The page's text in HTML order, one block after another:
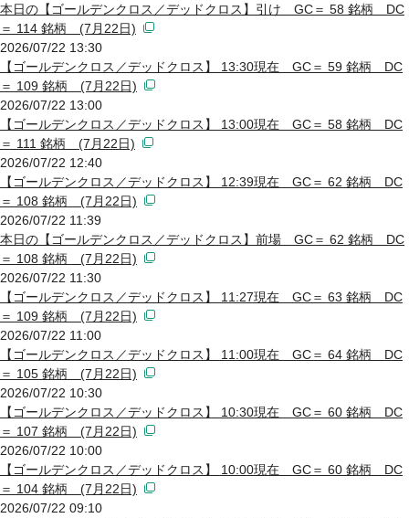
本日の【ゴールデンクロス／デッドクロス】引け GC＝ 58 銘柄 DC
＝ 114 銘柄 (7月22日)
2026/07/22 13:30
【ゴールデンクロス／デッドクロス】 13:30現在 GC＝ 59 銘柄 DC
＝ 109 銘柄 (7月22日)
2026/07/22 13:00
【ゴールデンクロス／デッドクロス】 13:00現在 GC＝ 58 銘柄 DC
＝ 111 銘柄 (7月22日)
2026/07/22 12:40
【ゴールデンクロス／デッドクロス】 12:39現在 GC＝ 62 銘柄 DC
＝ 108 銘柄 (7月22日)
2026/07/22 11:39
本日の【ゴールデンクロス／デッドクロス】前場 GC＝ 62 銘柄 DC
＝ 108 銘柄 (7月22日)
2026/07/22 11:30
【ゴールデンクロス／デッドクロス】 11:27現在 GC＝ 63 銘柄 DC
＝ 109 銘柄 (7月22日)
2026/07/22 11:00
【ゴールデンクロス／デッドクロス】 11:00現在 GC＝ 64 銘柄 DC
＝ 105 銘柄 (7月22日)
2026/07/22 10:30
【ゴールデンクロス／デッドクロス】 10:30現在 GC＝ 60 銘柄 DC
＝ 107 銘柄 (7月22日)
2026/07/22 10:00
【ゴールデンクロス／デッドクロス】 10:00現在 GC＝ 60 銘柄 DC
＝ 104 銘柄 (7月22日)
2026/07/22 09:10